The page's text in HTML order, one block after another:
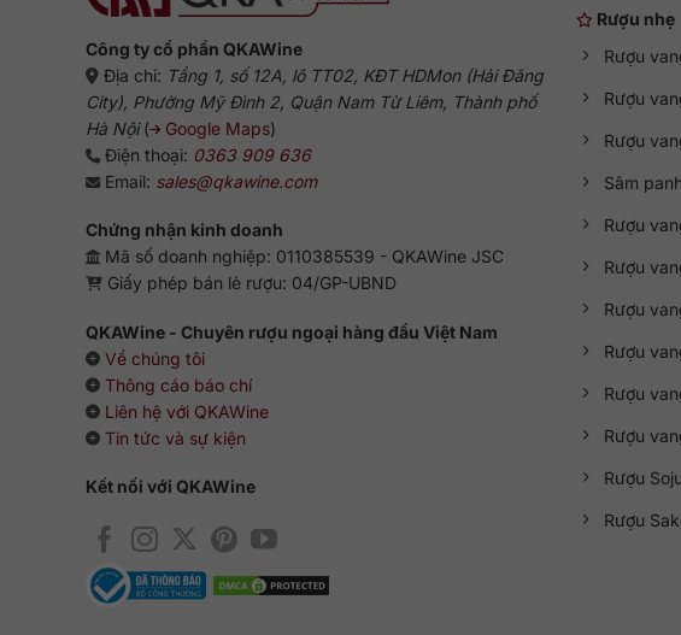
Công ty cổ phần QKAWine
Địa chỉ: Tầng 1, số 12A, lô TT02, KĐT HDMon (Hải Đăng
City), Phường Mỹ Đình 2, Quận Nam Từ Liêm, Thành phố
Hà Nội( Google Maps)
Điện thoại: 0363 909 636
Email: sales@qkawine.com
Chứng nhận kinh doanh
Mã số doanh nghiệp: 0110385539 - QKAWine JSC
Giấy phép bán lẻ rượu: 04/GP-UBND
QKAWine - Chuyên rượu ngoại hàng đầu Việt Nam
Về chúng tôi
Thông cáo báo chí
Liên hệ với QKAWine
Tin tức và sự kiện
Kết nối với QKAWine
Rượu nhẹ
Rượu
Rượu
Rượu
Sâm
Rượu
Rượu
Rượu
Rượu
Rượu
Rượu
Rượu Soju
Rượu